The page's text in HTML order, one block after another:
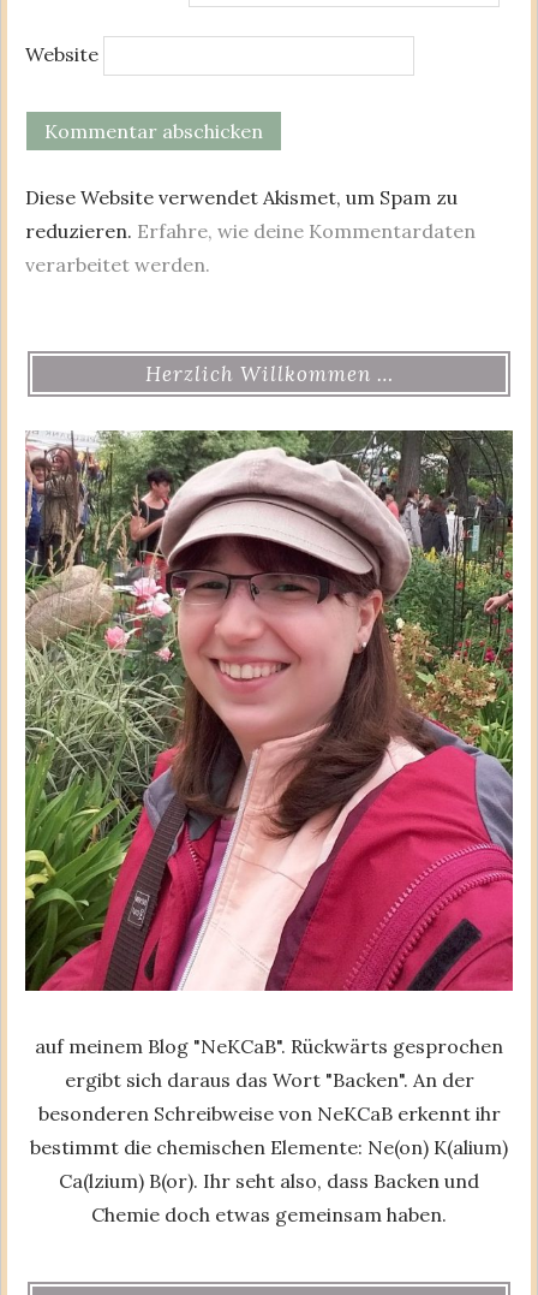
Website
Diese Website verwendet Akismet, um Spam zu
reduzieren. Erfahre, wie deine Kommentardaten
verarbeitet werden.
Herzlich Willkommen …
auf meinem Blog "NeKCaB". Rückwärts gesprochen
ergibt sich daraus das Wort "Backen". An der
besonderen Schreibweise von NeKCaB erkennt ihr
bestimmt die chemischen Elemente: Ne(on) K(alium)
Ca(lzium) B(or). Ihr seht also, dass Backen und
Chemie doch etwas gemeinsam haben.